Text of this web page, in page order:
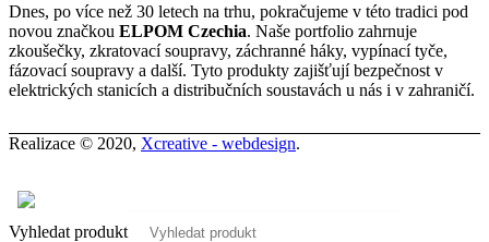
Dnes, po více než 30 letech na trhu, pokračujeme v této tradici pod
novou značkou ELPOM Czechia. Naše portfolio zahrnuje
zkoušečky, zkratovací soupravy, záchranné háky, vypínací tyče,
fázovací soupravy a další. Tyto produkty zajišťují bezpečnost v
elektrických stanicích a distribučních soustavách u nás i v zahraničí.
Realizace © 2020, Xcreative - webdesign.
Vyhledat produkt